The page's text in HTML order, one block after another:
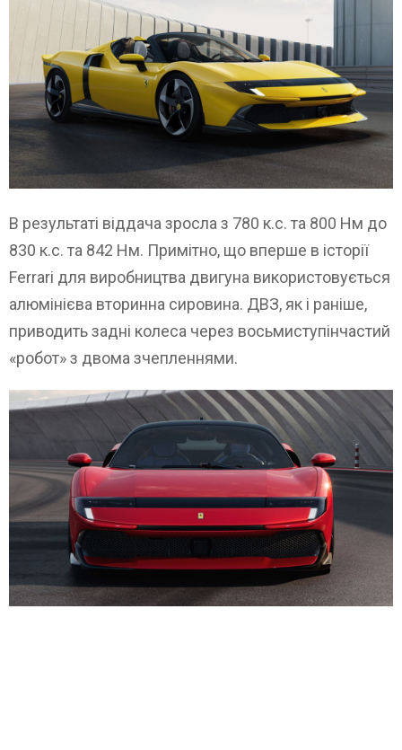
В результаті віддача зросла з 780 к.с. та 800 Нм до
830 к.с. та 842 Нм. Примітно, що вперше в історії
Ferrari для виробництва двигуна використовується
алюмінієва вторинна сировина. ДВЗ, як і раніше,
приводить задні колеса через восьмиступінчастий
«робот» з двома зчепленнями.